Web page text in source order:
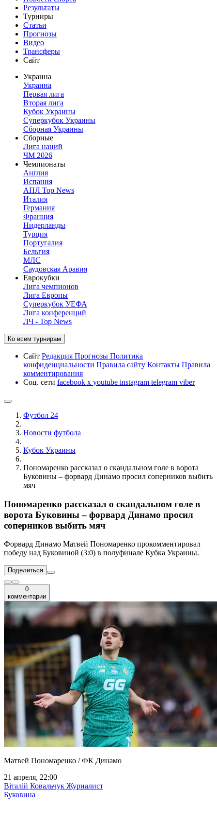
Результаты
Турниры
Статьи
Прогнозы
Видео
Трансферы
Сайт
Украина
Украина
Первая лига
Вторая лига
Кубок Украины
Суперкубок Украины
Сборная Украины
Сборные
Лига наций
ЧМ 2026
Чемпионаты
Англия
Испания
АПЛ Top News
Италия
Германия
Франция
Нидерланды
Турция
Португалия
Бельгия
МЛС
Саудовская Аравия
Еврокубки
Лига чемпионов
Лига Европы
Суперкубок УЕФА
Лига конференций
ЛЧ - Top News
Ко всем турнирам
Сайт Редакция Прогнозы Политика
конфиденциальности Правила сайту Контакты Правила
комментирования
Соц. сети facebook x youtube instagram telegram viber
Футбол 24
Новости футбола
Кубок Украины
Пономаренко рассказал о скандальном голе в ворота
Буковины – форвард Динамо просил соперников выбить
мяч
Пономаренко рассказал о скандальном голе в
ворота Буковины – форвард Динамо просил
соперников выбить мяч
Форвард Динамо Матвей Пономаренко прокомментировал
победу над Буковиной (3:0) в полуфинале Кубка Украины.
Поделиться
0
комментарии
Матвей Пономаренко / ФК Динамо
21 апреля, 22:00
Віталій Ковальчук Журналист
Буковина